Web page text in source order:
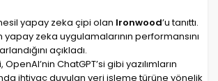
yapay zeka çipi olan Ironwood’u tanıttı.
yapay zeka uygulamalarının performansını
açıkladı.
ChatGPT’si gibi yazılımların
ihtiyaç duyulan veri işleme türüne yönelik